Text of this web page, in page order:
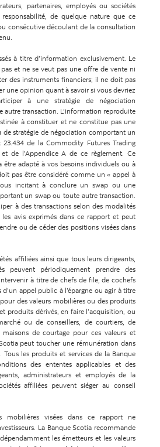
partenaires, employés ou sociétés
responsabilité, de quelque nature que ce
consécutive découlant de la consultation
à titre d’information exclusivement. Le
et ne se veut pas une offre de vente ni
des instruments financiers; il ne doit pas
une opinion quant à savoir si vous devriez
à une stratégie de négociation
transaction. L’information reproduite
à constituer et ne constitue pas une
stratégie de négociation comportant un
23.434 de la Commodity Futures Trading
de l’Appendice A de ce règlement. Ce
être adapté à vos besoins individuels ou à
pas être considéré comme un « appel à
incitant à conclure un swap ou une
un swap ou toute autre transaction.
à des transactions selon des modalités
avis exprimés dans ce rapport et peut
ou de céder des positions visées dans
affiliées ainsi que tous leurs dirigeants,
peuvent périodiquement prendre des
à titre de chefs de file, de cochefs
appel public à l’épargne ou agir à titre
des valeurs mobilières ou des produits
produits dérivés, en faire l’acquisition, ou
ou de conseillers, de courtiers, de
maisons de courtage pour ces valeurs et
peut toucher une rémunération dans
Tous les produits et services de la Banque
des ententes applicables et des
administrateurs et employés de la
affiliées peuvent siéger au conseil
visées dans ce rapport ne
La Banque Scotia recommande
les émetteurs et les valeurs